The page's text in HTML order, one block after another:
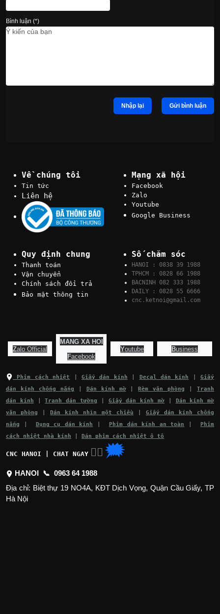
Bình luận (*)
Nhập lại Gửi bình luận
Về chúng tôi
Tin tức
Liên hệ
Mạng xã hội
Facebook
Zalo
Youtube
Google Business
Quy định chung
Thanh toán
Vận chuyển
Chính sách đổi trả
Bảo mật thông tin
Số chăm sóc
HANOI : 0838 39 1988
TPHCM : 0828 66 1988
BACNINH 082 333 1988
DAILY : 0828 55 6666
cnc.ketnoi@gmail.com
Zalo Official
MANG XA HOI
Facebook
Youtube Business
Phim cách nhiệt Giấy dán kính Decal dán kính |Giấy
dán kính chống nắng
Dán kính mờ |Rèm văn phòng |Tranh
dán kính
Tranh dán tường Giấy dán kính mờ
Dán kính mờ
văn phòng
|Dán kính nhìn một chiều
Giấy dán kính chống
nắng
Dụng cụ dán kính Phim dán kính an toàn
Phim
cách nhiệt nhà kính
Dán phim cách nhiệt ô tô
CNC HANOI | CHAT NGAY 👉🏽 🗯
HANOI 📞 0963 64 1988
Địa chỉ: Biệt thự 19 NO4A, KĐT Dịch Vọng, Quận Cầu Giấy, TP
Hà Nội